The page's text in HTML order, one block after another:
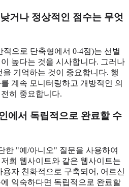
거나 정상적인 점수는 무엇
적으로 단축형에서 0-4점)는 선별
높다는 것을 시사합니다. 그러나
기억하는 것이 중요합니다. 행
계속 모니터링하고 개방적인 의
히 중요합니다.
에서 독립적으로 완료할 수
한 "예/아니오" 질문을 사용하여
희 웹사이트와 같은 웹사이트는
자 친화적으로 구축되어, 어르신
익숙하다면 독립적으로 완료할